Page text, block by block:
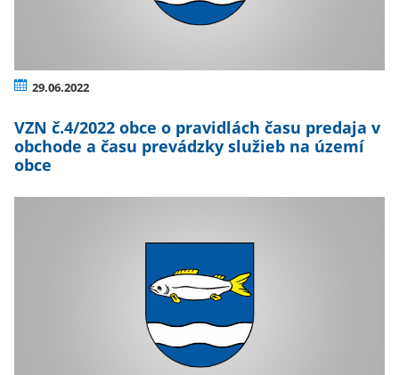
29.06.2022
VZN č.4/2022 obce o pravidlách času predaja v
obchode a času prevádzky služieb na území
obce